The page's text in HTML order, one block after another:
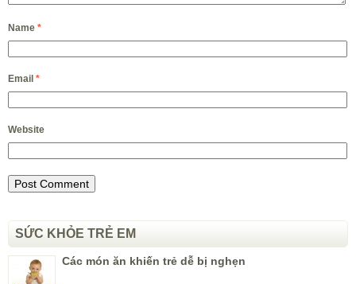
Name *
Email *
Website
SỨC KHỎE TRẺ EM
Các món ăn khiến trẻ dễ bị nghẹn